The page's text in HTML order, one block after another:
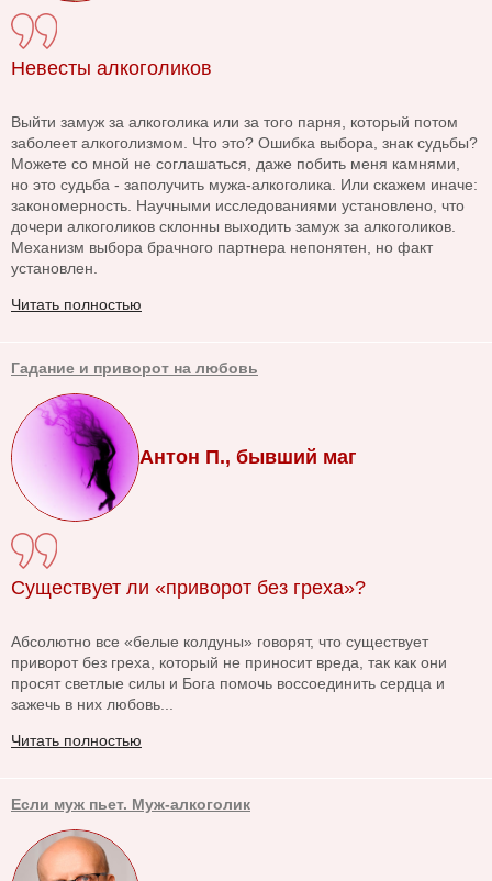
Невесты алкоголиков
Выйти замуж за алкоголика или за того парня, который потом
заболеет алкоголизмом. Что это? Ошибка выбора, знак судьбы?
Можете со мной не соглашаться, даже побить меня камнями,
но это судьба - заполучить мужа-алкоголика. Или скажем иначе:
закономерность. Научными исследованиями установлено, что
дочери алкоголиков склонны выходить замуж за алкоголиков.
Механизм выбора брачного партнера непонятен, но факт
установлен.
Читать полностью
Гадание и приворот на любовь
Антон П., бывший маг
Существует ли «приворот без греха»?
Абсолютно все «белые колдуны» говорят, что существует
приворот без греха, который не приносит вреда, так как они
просят светлые силы и Бога помочь воссоединить сердца и
зажечь в них любовь...
Читать полностью
Если муж пьет. Муж-алкоголик